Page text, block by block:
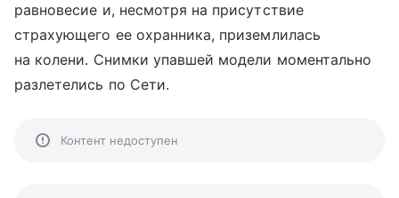
равновесие и, несмотря на присутствие
страхующего ее охранника, приземлилась
на колени. Снимки упавшей модели моментально
разлетелись по Сети.
Контент недоступен